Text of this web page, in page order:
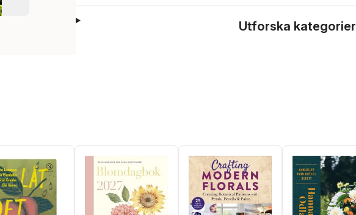
Utforska kategorier